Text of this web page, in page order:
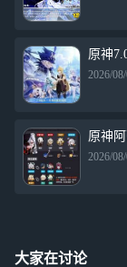
原神
2026/
原神
2026/
大家在讨论